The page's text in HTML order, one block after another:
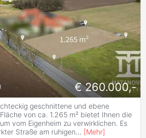
€ 260.000,-
geschnittene und ebene
von ca. 1.265 m² bietet Ihnen die
vom Eigenheim zu verwirklichen. Es
Straße am ruhigen... [Mehr]